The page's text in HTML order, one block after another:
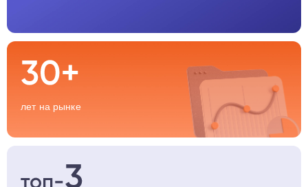
лет на рынке